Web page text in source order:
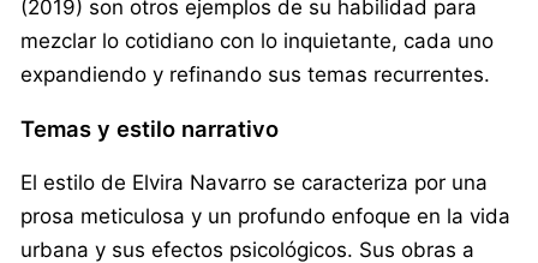
(2019) son otros ejemplos de su habilidad para
mezclar lo cotidiano con lo inquietante, cada uno
expandiendo y refinando sus temas recurrentes.
Temas y estilo narrativo
El estilo de Elvira Navarro se caracteriza por una
prosa meticulosa y un profundo enfoque en la vida
urbana y sus efectos psicológicos. Sus obras a